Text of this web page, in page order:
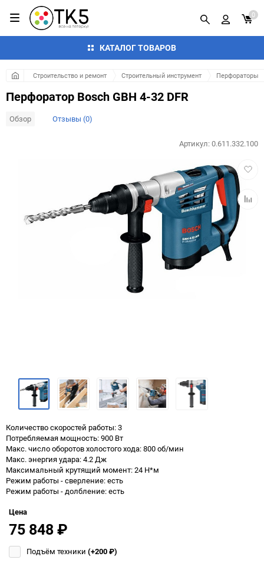
КАТАЛОГ ТОВАРОВ
0
Строительство и ремонт Строительный инструмент Перфораторы
Перфоратор Bosch GBH 4-32 DFR
Обзор Отзывы (0)
в
к
Артикул:0.611.332.100
Количество скоростей работы: 3
Потребляемая мощность: 900 Вт
Макс. число оборотов холостого хода: 800 об/мин
Макс. энергия удара: 4.2 Дж
Максимальный крутящий момент: 24 Н*м
Режим работы - сверление: есть
Режим работы - долбление: есть
Цена
75 848₽
Подъём техники (+200₽)